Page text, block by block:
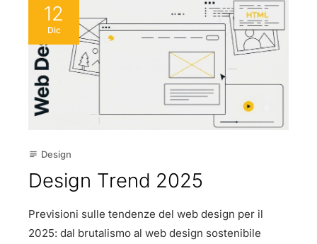
12
Dic
subject Design
Design Trend 2025
Previsioni sulle tendenze del web design per il
2025: dal brutalismo al web design sostenibile